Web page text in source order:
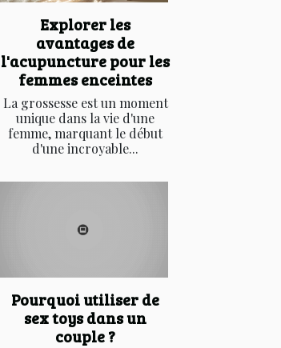
Explorer les
avantages de
l'acupuncture pour les
femmes enceintes
La grossesse est un moment
unique dans la vie d'une
femme, marquant le début
d'une incroyable...
Pourquoi utiliser de
sex toys dans un
couple ?